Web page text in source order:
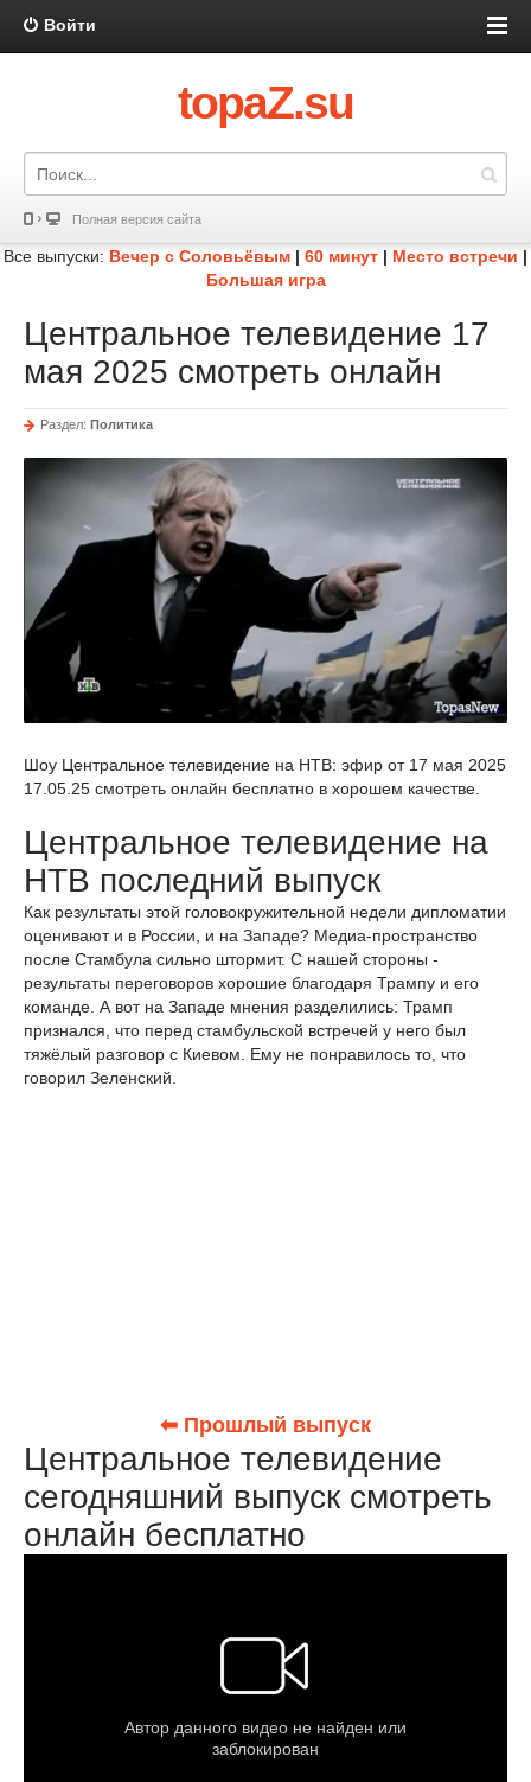
Войти
topaZ.su
Полная версия сайта
Все выпуски: Вечер с Соловьёвым | 60 минут | Место встречи |
Большая игра
Центральное телевидение 17
мая 2025 смотреть онлайн
Раздел: Политика
Шоу Центральное телевидение на НТВ: эфир от 17 мая 2025
17.05.25 смотреть онлайн бесплатно в хорошем качестве.
Центральное телевидение на
НТВ последний выпуск
Как результаты этой головокружительной недели дипломатии
оценивают и в России, и на Западе? Медиа-пространство
после Стамбула сильно штормит. С нашей стороны -
результаты переговоров хорошие благодаря Трампу и его
команде. А вот на Западе мнения разделились: Трамп
признался, что перед стамбульской встречей у него был
тяжёлый разговор с Киевом. Ему не понравилось то, что
говорил Зеленский.
⬅ Прошлый выпуск
Центральное телевидение
сегодняшний выпуск смотреть
онлайн бесплатно